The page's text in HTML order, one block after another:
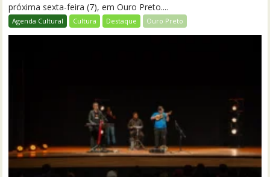
próxima sexta-feira (7), em Ouro Preto....
Agenda Cultural Cultura Destaque Ouro Preto